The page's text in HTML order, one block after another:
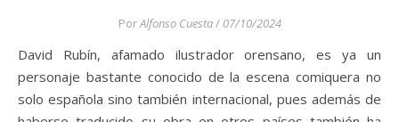
PorAlfonso Cuesta/ 07/10/2024
David Rubín, afamado ilustrador orensano, es ya un
personaje bastante conocido de la escena comiquera no
solo española sino también internacional, pues además de